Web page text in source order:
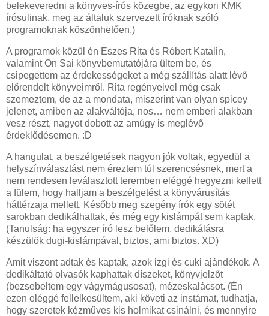
belekeveredni a könyves-írós közegbe, az egykori KMK
írósulinak, meg az általuk szervezett íróknak szóló
programoknak köszönhetően.)
A programok közül én Eszes Rita és Róbert Katalin,
valamint On Sai könyvbemutatójára ültem be, és
csipegettem az érdekességeket a még szállítás alatt lévő
előrendelt könyveimről. Rita regényeivel még csak
szemeztem, de az a mondata, miszerint van olyan spicey
jelenet, amiben az alakváltója, nos… nem emberi alakban
vesz részt, nagyot dobott az amúgy is meglévő
érdeklődésemen. :D
A hangulat, a beszélgetések nagyon jók voltak, egyedül a
helyszínválasztást nem éreztem túl szerencsésnek, mert a
nem rendesen leválasztott teremben eléggé hegyezni kellett
a fülem, hogy halljam a beszélgetést a könyvárusítás
háttérzaja mellett. Később meg szegény írók egy sötét
sarokban dedikálhattak, és még egy kislámpát sem kaptak.
(Tanulság: ha egyszer író lesz belőlem, dedikálásra
készülök dugi-kislámpával, biztos, ami biztos. XD)
Amit viszont adtak és kaptak, azok izgi és cuki ajándékok. A
dedikáltató olvasók kaphattak díszeket, könyvjelzőt
(bezsebeltem egy vágymágusosat), mézeskalácsot. (Én
ezen eléggé fellelkesültem, aki követi az instámat, tudhatja,
hogy szeretek kézműves kis holmikat csinálni, és mennyire